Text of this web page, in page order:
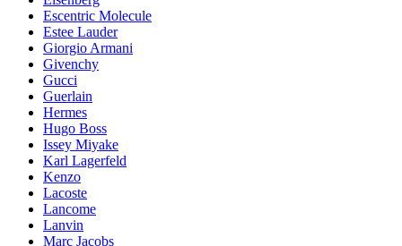
Escentric Molecule
Estee Lauder
Giorgio Armani
Givenchy
Gucci
Guerlain
Hermes
Hugo Boss
Issey Miyake
Karl Lagerfeld
Kenzo
Lacoste
Lancome
Lanvin
Marc Jacobs